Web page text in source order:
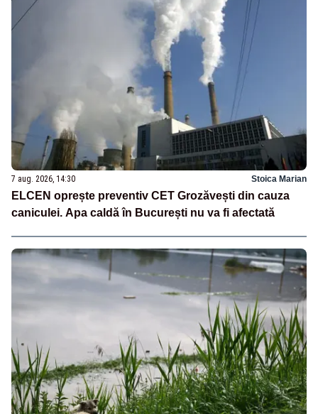
7 aug. 2026, 14:30 Stoica Marian
ELCEN oprește preventiv CET Grozăvești din cauza
caniculei. Apa caldă în București nu va fi afectată